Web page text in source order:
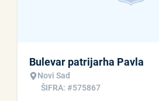
Bulevar patrijarha Pavla
Novi Sad
ŠIFRA: #575867